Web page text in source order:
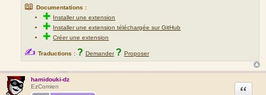
📖 Documentations :
✚ Installer une extension
✚ Installer une extension téléchargée sur GitHub
✚Créer une extension
✍ Traductions : ? Demander ? Proposer
hamidouki-dz
EzComien
Citation